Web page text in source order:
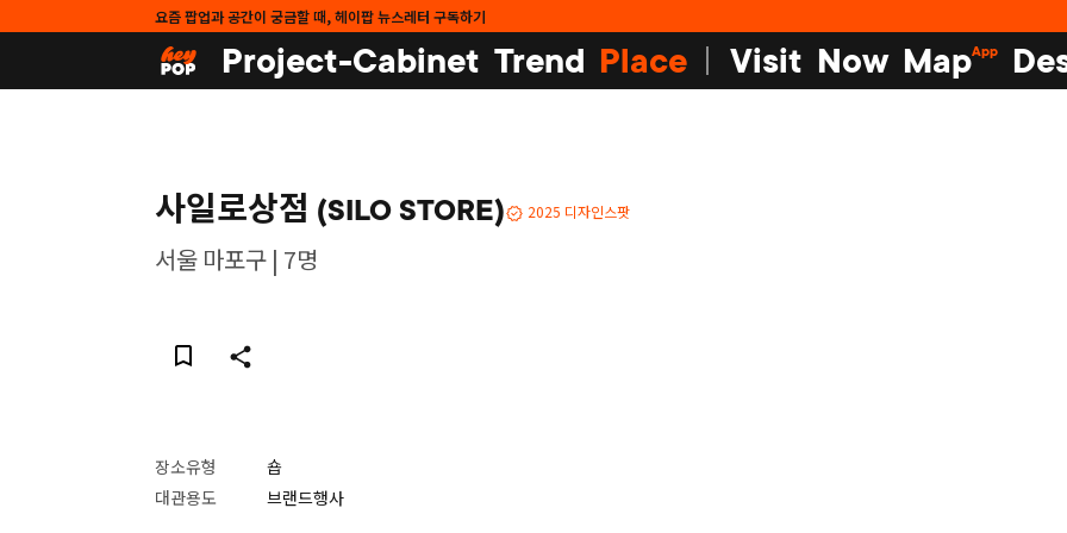
요즘 팝업과 공간이 궁금할 때, 헤이팝 뉴스레터 구독하기
Project-Cabinet Trend Place Visit Now MapApp
사일로상점 (SILO STORE) 2025 디자인스팟
서울 마포구 | 7명
장소유형
숍
대관용도
브랜드행사